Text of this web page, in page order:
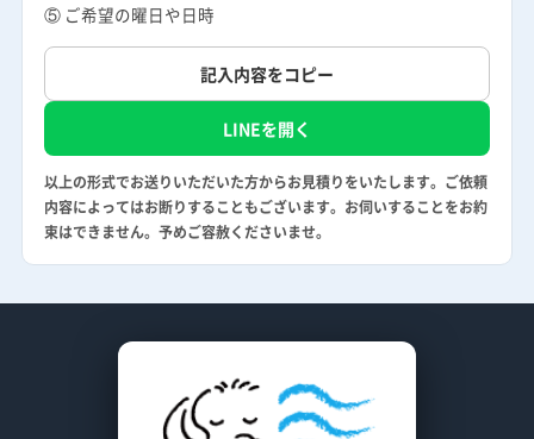
⑤ ご希望の曜日や日時
記入内容をコピー
LINEを開く
以上の形式でお送りいただいた方からお見積りをいたします。ご依頼
内容によってはお断りすることもございます。お伺いすることをお約
束はできません。予めご容赦くださいませ。